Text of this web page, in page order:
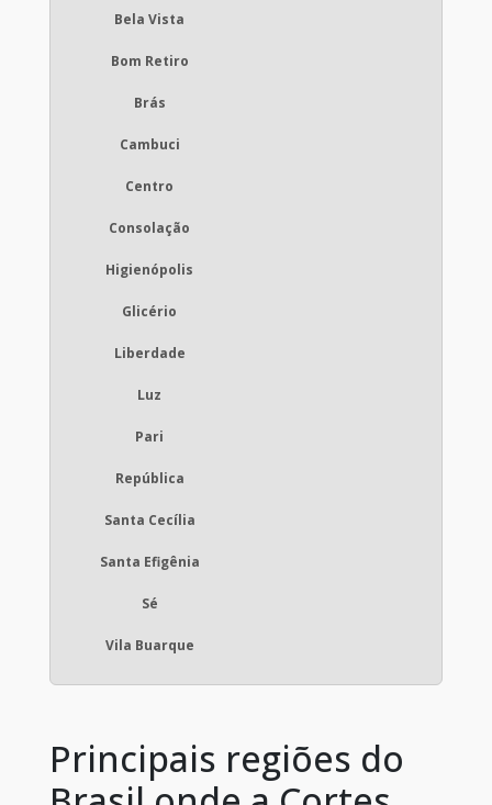
Bela Vista
Bom Retiro
Brás
Cambuci
Centro
Consolação
Higienópolis
Glicério
Liberdade
Luz
Pari
República
Santa Cecília
Santa Efigênia
Sé
Vila Buarque
Principais regiões do